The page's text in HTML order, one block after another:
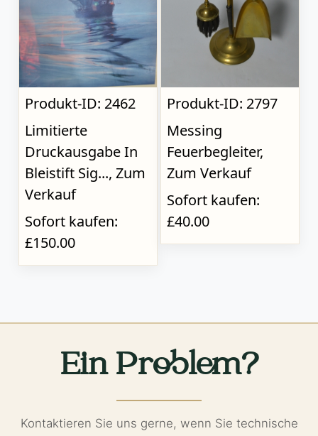
Produkt-ID: 2462
Limitierte
Druckausgabe In
Bleistift Sig..., Zum
Verkauf
Sofort kaufen:
£150.00
Produkt-ID: 2797
Messing
Feuerbegleiter,
Zum Verkauf
Sofort kaufen:
£40.00
Ein Problem?
Kontaktieren Sie uns gerne, wenn Sie technische